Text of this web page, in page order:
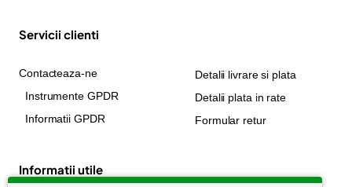
Servicii clienti
Contacteaza-ne
Instrumente GPDR
Informatii GPDR
Detalii livrare si plata
Detalii plata in rate
Formular retur
Informatii utile